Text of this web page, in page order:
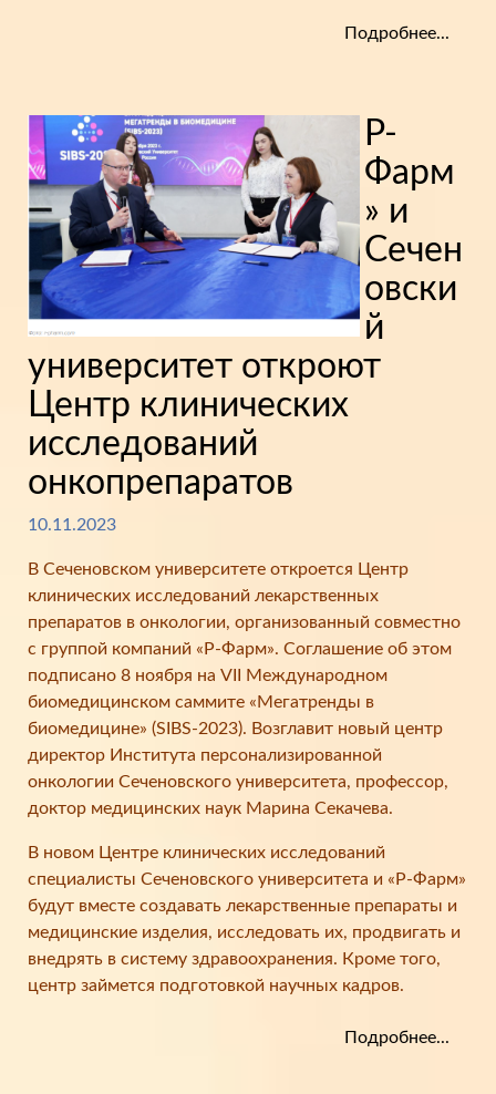
Подробнее...
Р-
Фарм
» и
Сечен
овски
й
университет откроют
Центр клинических
исследований
онкопрепаратов
10.11.2023
В Сеченовском университете откроется Центр
клинических исследований лекарственных
препаратов в онкологии, организованный совместно
с группой компаний «Р-Фарм». Соглашение об этом
подписано 8 ноября на VII Международном
биомедицинском саммите «Мегатренды в
биомедицине» (SIBS-2023). Возглавит новый центр
директор Института персонализированной
онкологии Сеченовского университета, профессор,
доктор медицинских наук Марина Секачева.
В новом Центре клинических исследований
специалисты Сеченовского университета и «Р-Фарм»
будут вместе создавать лекарственные препараты и
медицинские изделия, исследовать их, продвигать и
внедрять в систему здравоохранения. Кроме того,
центр займется подготовкой научных кадров.
Подробнее...